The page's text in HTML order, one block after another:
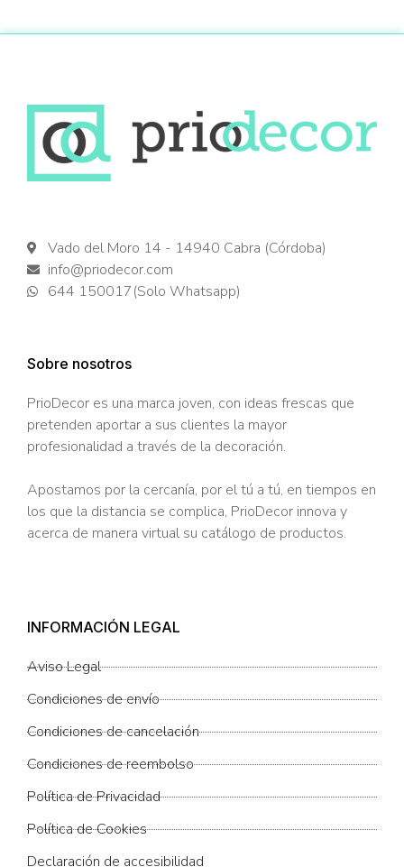
Vado del Moro 14 - 14940 Cabra (Córdoba)
info@priodecor.com
644 150017(Solo Whatsapp)
Sobre nosotros
PrioDecor es una marca joven, con ideas frescas que
pretenden aportar a sus clientes la mayor
profesionalidad a través de la decoración.
Apostamos por la cercanía, por el tú a tú, en tiempos en
los que la distancia se complica, PrioDecor innova y
acerca de manera virtual su catálogo de productos.
INFORMACIÓN LEGAL
Aviso Legal
Condiciones de envío
Condiciones de cancelación
Condiciones de reembolso
Política de Privacidad
Política de Cookies
Declaración de accesibilidad